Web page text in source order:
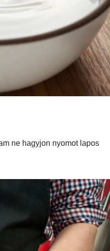
ne hagyjon nyomot lapos